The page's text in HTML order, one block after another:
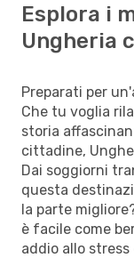
Esplora i
Ungheria
Preparati per
Che tu voglia
storia
cittadine,
Dai soggiorni
questa
la parte
è facile come
addio allo